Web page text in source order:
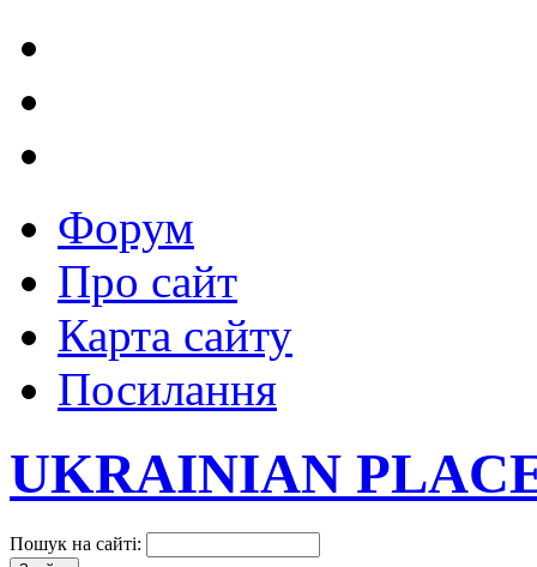
Форум
Про сайт
Карта сайту
Посилання
UKRAINIAN
Пошук на сайті: